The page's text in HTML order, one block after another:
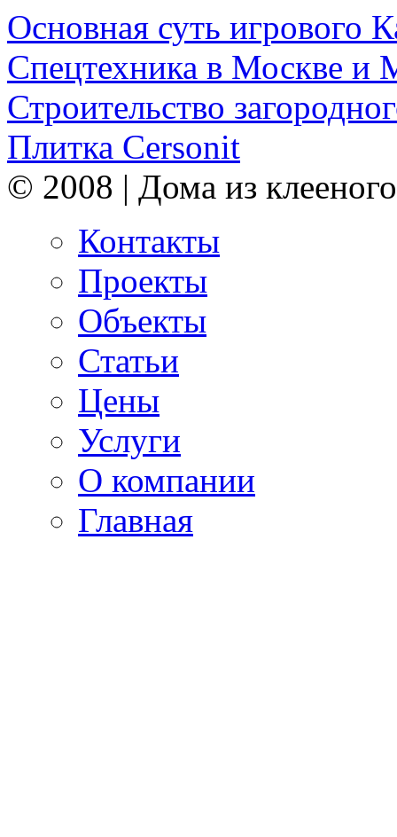
Основная суть игрового
Спецтехника в Москве и
Строительство
Плитка Cersonit
© 2008 | Дома из
Контакты
Проекты
Объекты
Статьи
Цены
Услуги
О компании
Главная